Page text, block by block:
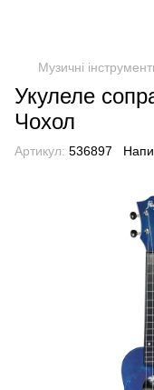
Музичні
Укулеле
Чохол
Артикул: 536897